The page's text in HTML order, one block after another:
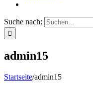
Suche nach:
admin15
Startseite/admin15